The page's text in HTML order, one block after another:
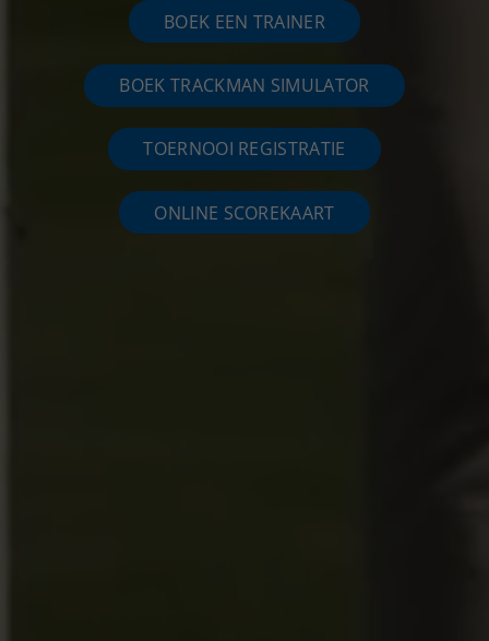
BOEK EEN TRAINER
BOEK TRACKMAN SIMULATOR
TOERNOOI REGISTRATIE
ONLINE SCOREKAART